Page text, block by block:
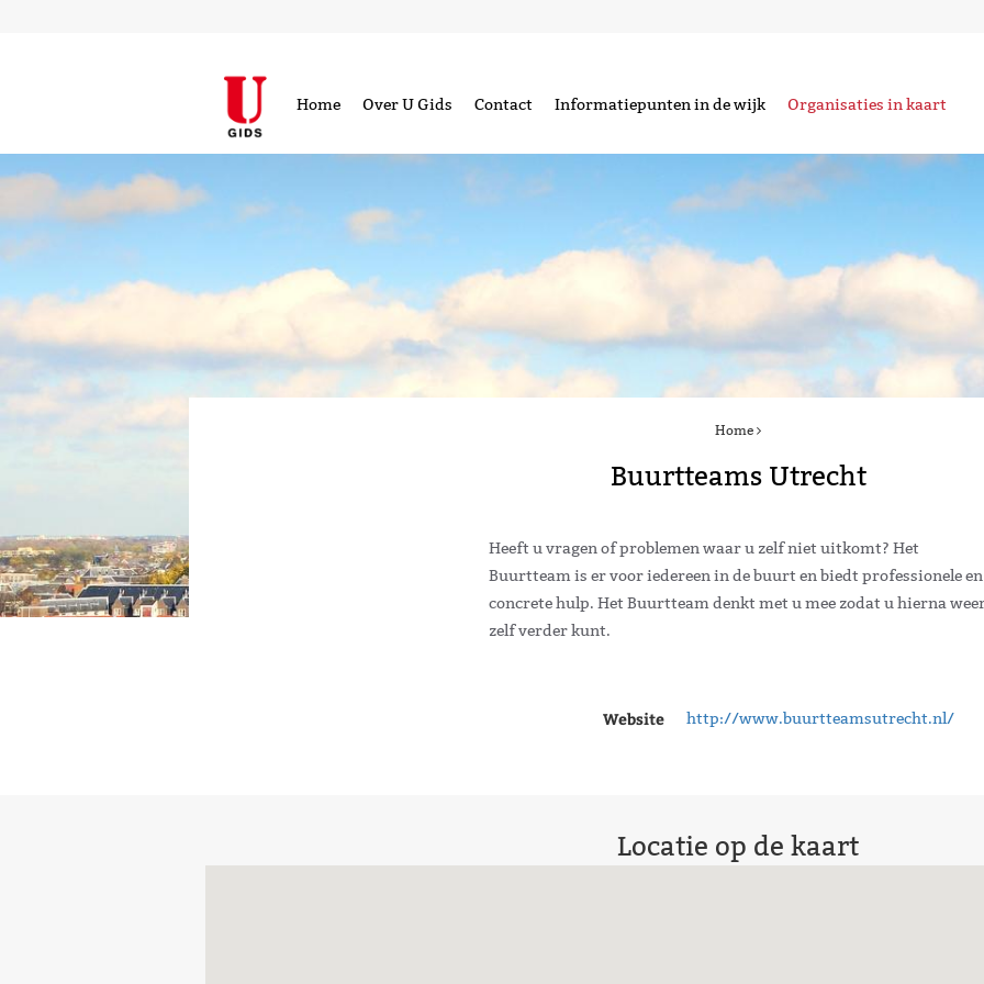
Home Over U Gids Contact Informatiepunten in de wijk Organisaties in kaart
Home
Buurtteams Utrecht
Heeft u vragen of problemen waar u zelf niet uitkomt? Het
Buurtteam is er voor iedereen in de buurt en biedt professionele en
concrete hulp. Het Buurtteam denkt met u mee zodat u hierna
zelf verder kunt.
Website http://www.buurtteamsutrecht.nl/
Locatie op de kaart